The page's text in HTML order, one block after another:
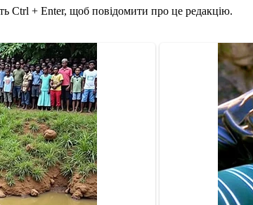
Ctrl + Enter, щоб повідомити про це редакцію.